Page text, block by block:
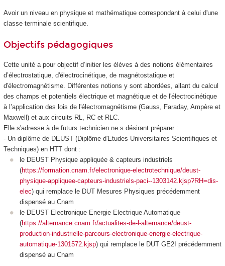
Avoir un niveau en physique et mathématique correspondant à celui d'une
classe terminale scientifique.
Objectifs pédagogiques
Cette unité a pour objectif d’initier les élèves à des notions élémentaires
d’électrostatique, d'électrocinétique, de magnétostatique et
d'électromagnétisme. Différentes notions y sont abordées, allant du calcul
des champs et potentiels électrique et magnétique et de l'électrocinétique
à l’application des lois de l'électromagnétisme (Gauss, Faraday, Ampère et
Maxwell) et aux circuits RL, RC et RLC.
Elle s'adresse à de futurs technicien.ne.s désirant préparer :
- Un diplôme de DEUST (Diplôme d'Etudes Universitaires Scientifiques et
Techniques) en HTTdont :
le DEUST Physique appliquée & capteurs industriels
(https://formation.cnam.fr/electronique-electrotechnique/deust-
physique-appliquee-capteurs-industriels-paci--1303142.kjsp?RH=dis-
elec) qui remplace le DUT Mesures Physiques précédemment
dispensé au Cnam
le DEUST Electronique Energie Electrique Automatique
(https://alternance.cnam.fr/actualites-de-l-alternance/deust-
production-industrielle-parcours-electronique-energie-electrique-
automatique-1301572.kjsp) qui remplace le DUT GE2I précédemment
dispensé au Cnam